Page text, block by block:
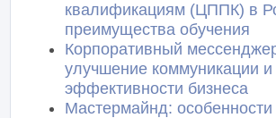
квалификациям (ЦППК) в
преимущества обучения
Корпоративный
улучшение коммуникации и
эффективности бизнеса
Мастермайнд: особенности